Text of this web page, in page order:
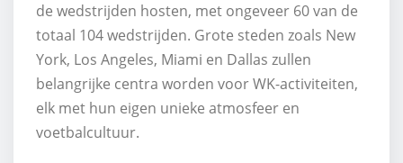
de wedstrijden hosten, met ongeveer 60 van de
totaal 104 wedstrijden. Grote steden zoals New
York, Los Angeles, Miami en Dallas zullen
belangrijke centra worden voor WK-activiteiten,
elk met hun eigen unieke atmosfeer en
voetbalcultuur.